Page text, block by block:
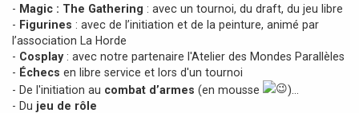
- Magic : The Gathering : avec un tournoi, du draft, du jeu libre
- Figurines : avec de l’initiation et de la peinture, animé par
l’association La Horde
- Cosplay: avec notre partenaire l'Atelier des Mondes Parallèles
- Échecs en libre service et lors d'un tournoi
- De l'initiation au combat d’armes (en mousse
)…
- Du jeu de rôle